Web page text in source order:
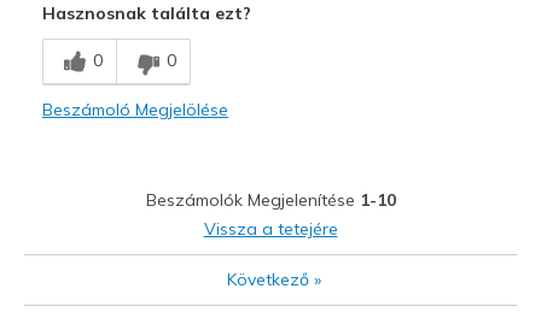
Legjobb használat
Special Occasions
View On Shoes
Shoes are for Wearing
Hasznosnak találta ezt?
0 0
Beszámoló Megjelölése
Beszámolók Megjelenítése 1-10
Vissza a tetejére
Következő»